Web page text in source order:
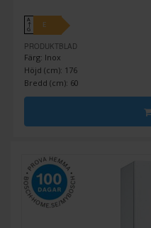
A
↑
G
E
PRODUKTBLAD
Färg: Inox
Höjd (cm): 176
Bredd (cm): 60